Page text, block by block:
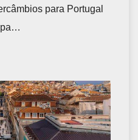
para Portugal